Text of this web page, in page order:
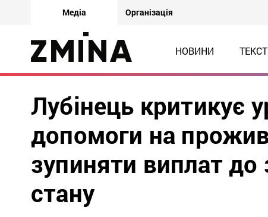
Медіа Організація
НОВИНИ
Лубінець критикує
допомоги на
зупиняти виплат до
стану